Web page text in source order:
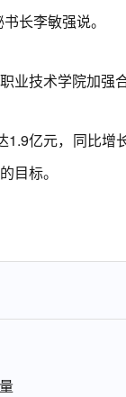
长李敏强说。
技术学院加强
亿元，同比增
目标。